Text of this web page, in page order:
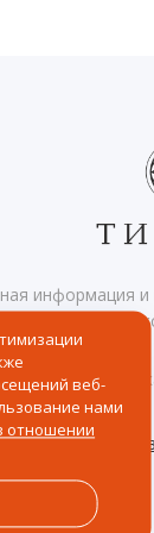
информация
материалов
веб-
нами
отношении